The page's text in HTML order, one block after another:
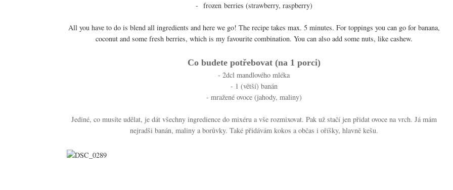
- frozen berries (strawberry, raspberry)
All you have to do is blend all ingredients and here we go! The recipe takes max. 5 minutes. For toppings you can go for banana,
coconut and some fresh berries, which is my favourite combination. You can also add some nuts, like cashew.
Co budete potřebovat (na 1 porci)
- 2dcl mandlového mléka
- 1 (větší) banán
- mražené ovoce (jahody, maliny)
Jediné, co musíte udělat, je dát všechny ingredience do mixéru a vše rozmixovat. Pak už stačí jen přidat ovoce na vrch. Já mám
nejradši banán, maliny a borůvky. Také přidávám kokos a občas i oříšky, hlavně kešu.